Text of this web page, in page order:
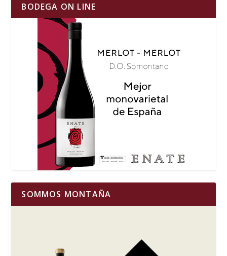
BODEGA ON LINE
SOMMOS MONTAÑA